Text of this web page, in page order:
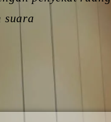
suara